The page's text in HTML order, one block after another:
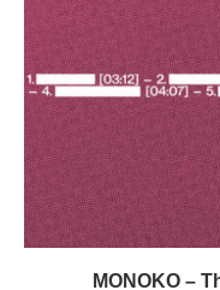
MONOKO –